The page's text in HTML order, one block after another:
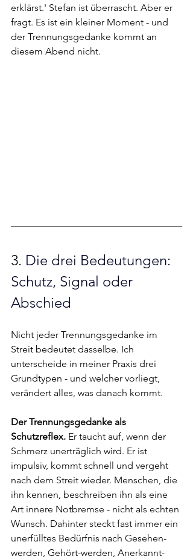
erklärst.' Stefan ist überrascht. Aber er
fragt. Es ist ein kleiner Moment - und
der Trennungsgedanke kommt an
diesem Abend nicht.
3. Die drei Bedeutungen:
Schutz, Signal oder
Abschied
Nicht jeder Trennungsgedanke im
Streit bedeutet dasselbe. Ich
unterscheide in meiner Praxis drei
Grundtypen - und welcher vorliegt,
verändert alles, was danach kommt.
Der Trennungsgedanke als
Schutzreflex. Er taucht auf, wenn der
Schmerz unerträglich wird. Er ist
impulsiv, kommt schnell und vergeht
nach dem Streit wieder. Menschen, die
ihn kennen, beschreiben ihn als eine
Art innere Notbremse - nicht als echten
Wunsch. Dahinter steckt fast immer ein
unerfülltes Bedürfnis nach Gesehen-
werden, Gehört-werden, Anerkannt-